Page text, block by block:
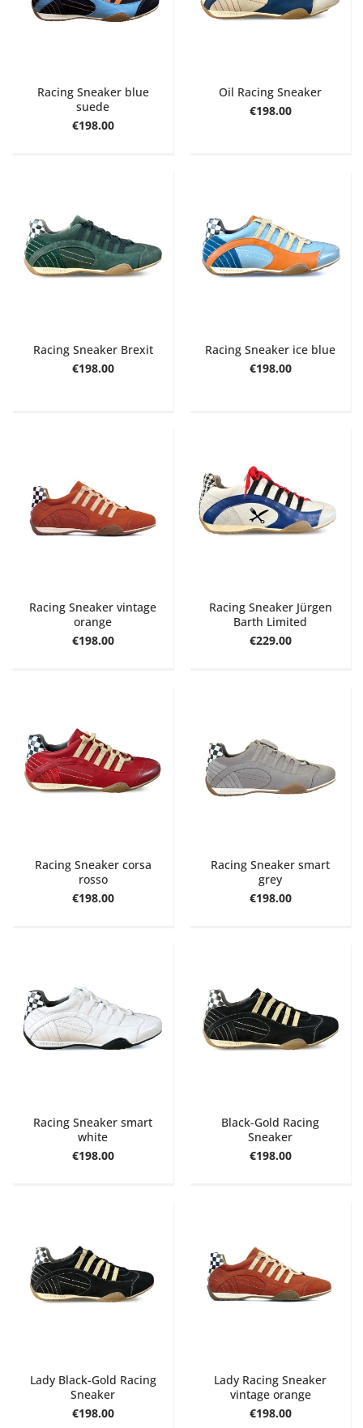
Racing Sneaker blue
suede
€198.00
Oil Racing Sneaker
€198.00
Racing Sneaker Brexit
€198.00
Racing Sneaker ice blue
€198.00
Racing Sneaker vintage
orange
€198.00
Racing Sneaker Jürgen
Barth Limited
€229.00
Racing Sneaker corsa
rosso
€198.00
Racing Sneaker smart
grey
€198.00
Racing Sneaker smart
white
€198.00
Black-Gold Racing
Sneaker
€198.00
Lady Black-Gold Racing
Sneaker
€198.00
Lady Racing Sneaker
vintage orange
€198.00